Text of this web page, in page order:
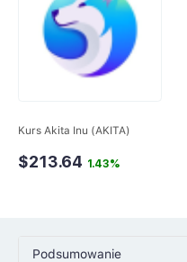
Kurs Akita Inu (AKITA)
$213.64 1.43%
Podsumowanie